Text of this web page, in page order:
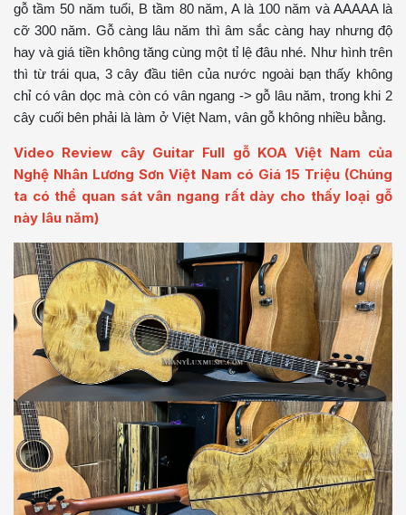
gỗ tầm 50 năm tuổi, B tầm 80 năm, A là 100 năm và AAAAA là
cỡ 300 năm. Gỗ càng lâu năm thì âm sắc càng hay nhưng độ
hay và giá tiền không tăng cùng một tỉ lệ đâu nhé. Như hình trên
thì từ trái qua, 3 cây đầu tiên của nước ngoài bạn thấy không
chỉ có vân dọc mà còn có vân ngang -> gỗ lâu năm, trong khi 2
cây cuối bên phải là làm ở Việt Nam, vân gỗ không nhiều bằng.
Video Review cây Guitar Full gỗ KOA Việt Nam của
Nghệ Nhân Lương Sơn Việt Nam có Giá 15 Triệu (Chúng
ta có thể quan sát vân ngang rất dày cho thấy loại gỗ
này lâu năm)